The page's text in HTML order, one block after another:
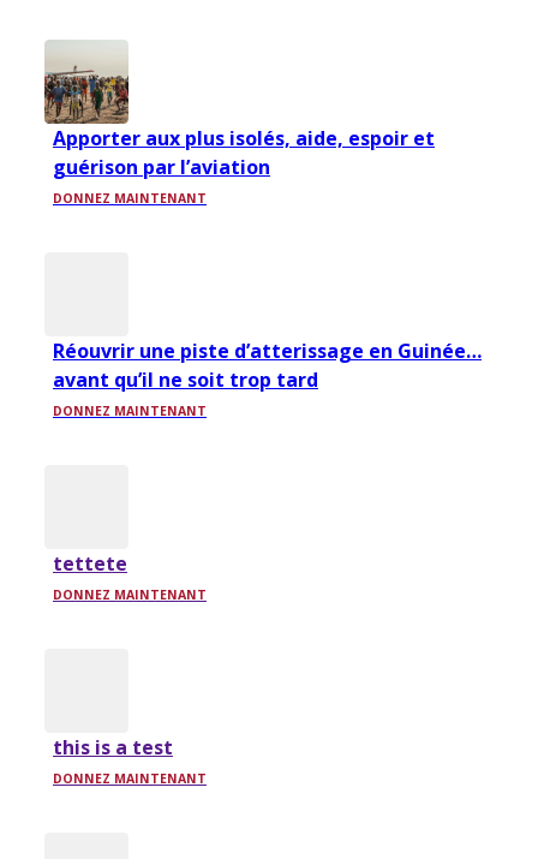
Apporter aux plus isolés, aide, espoir et
guérison par l’aviation
DONNEZ MAINTENANT
Réouvrir une piste d’atterissage en Guinée…
avant qu’il ne soit trop tard
DONNEZ MAINTENANT
tettete
DONNEZ MAINTENANT
this is a test
DONNEZ MAINTENANT